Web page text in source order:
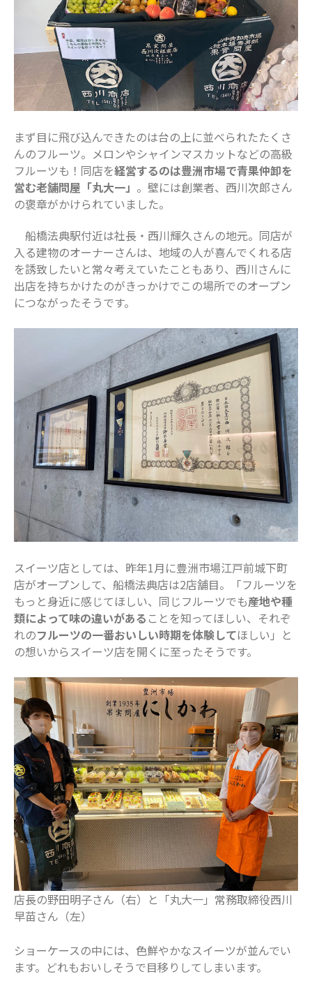
2025年11月
2025年7月
2025年6月
2025年5月
2025年4月
2025年3月
2025年2月
2025年1月
2024年12月
2024年10月
2024年8月
2024年7月
2024年6月
2024年5月
2024年3月
2024年2月
2024年1月
2023年12月
2023年11月
2023年10月
2023年9月
2023年8月
2023年7月
2023年6月
2023年5月
2023年4月
2023年3月
2023年2月
2023年1月
2022年12月
2022年10月
2022年9月
2022年8月
2022年7月
2022年6月
2022年5月
2022年4月
2022年3月
2022年2月
2022年1月
2021年12月
2021年9月
2021年8月
まず目に飛び込んできたのは台の上に並べられたたくさ
んのフルーツ。メロンやシャインマスカットなどの高級
フルーツも！同店を経営するのは豊洲市場で青果仲卸を
営む老舗問屋「丸大一」 。壁には創業者、西川次郎さん
の褒章がかけられていました。
船橋法典駅付近は社長・西川輝久さんの地元。同店が
入る建物のオーナーさんは、地域の人が喜んでくれる店
を誘致したいと常々考えていたこともあり、西川さんに
出店を持ちかけたのがきっかけでこの場所でのオープン
につながったそうです。
スイーツ店としては、昨年1月に豊洲市場江戸前城下町
店がオープンして、船橋法典店は2店舗目。「フルーツを
もっと身近に感じてほしい、同じフルーツでも産地や種
類によって味の違いがある ことを知ってほしい、それぞ
れのフルーツの一番おいしい時期を体験してほしい」と
の想いからスイーツ店を開くに至ったそうです。
店長の野田明子さん（右）と「丸大一」常務取締役西川
早苗さん（左）
ショーケースの中には、色鮮やかなスイーツが並んでい
ます。どれもおいしそうで目移りしてしまいます。